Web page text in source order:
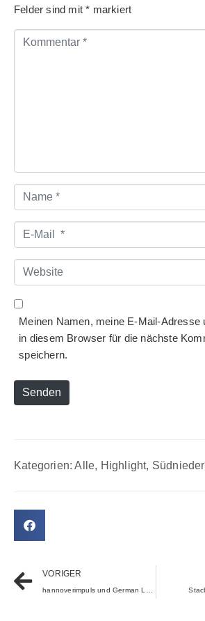
Felder sind mit* markiert
Kommentar
Name
*
E-
Mail
*Website
Meinen Namen, meine E-Mail-Adresse
in diesem Browser für die nächste
speichern.
Senden
Kategorien: Alle, Highlight,
VORIGER